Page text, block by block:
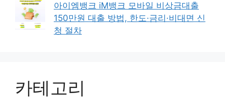
아이엠뱅크 iM뱅크 모바일 비상금대출
150만원 대출 방법, 한도·금리·비대면 신
청 절차
카테고리